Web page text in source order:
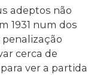
adeptos não
1931 num dos
cerca de
ver a partida